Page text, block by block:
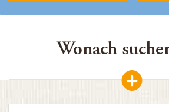
Wonach
Marke oder Saison wählen